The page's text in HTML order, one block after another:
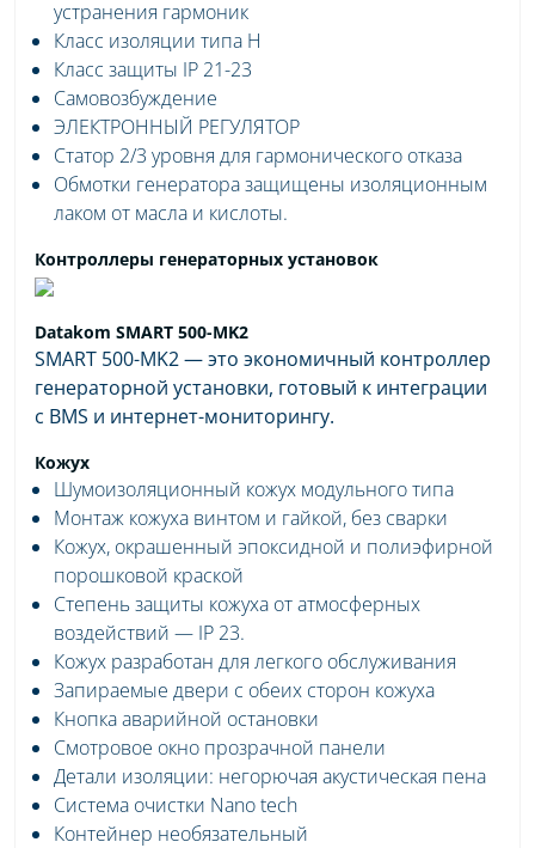
устранения гармоник
Класс изоляции типа H
Класс защиты IP 21-23
Самовозбуждение
ЭЛЕКТРОННЫЙ РЕГУЛЯТОР
Статор 2/3 уровня для гармонического отказа
Обмотки генератора защищены изоляционным
лаком от масла и кислоты.
Контроллеры генераторных установок
Datakom SMART 500-MK2
SMART 500-MK2 — это экономичный контроллер
генераторной установки, готовый к интеграции
с BMS и интернет-мониторингу.
Кожух
Шумоизоляционный кожух модульного типа
Монтаж кожуха винтом и гайкой, без сварки
Кожух, окрашенный эпоксидной и полиэфирной
порошковой краской
Степень защиты кожуха от атмосферных
воздействий — IP 23.
Кожух разработан для легкого обслуживания
Запираемые двери с обеих сторон кожуха
Кнопка аварийной остановки
Смотровое окно прозрачной панели
Детали изоляции: негорючая акустическая пена
Система очистки Nano tech
Контейнер необязательный